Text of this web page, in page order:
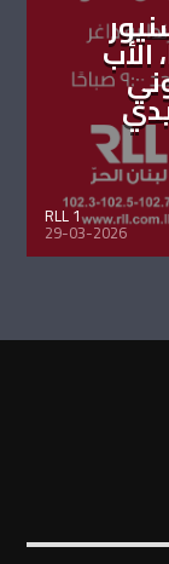
الأب
RLL 1
29-03-2026